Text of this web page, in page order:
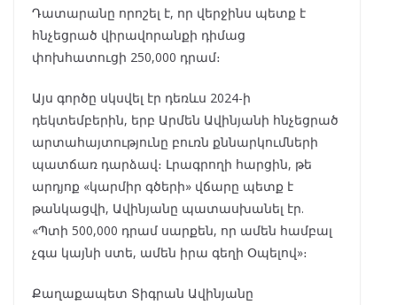
Դատարանը որոշել է, որ վերջինս պետք է
հնչեցրած վիրավորանքի դիմաց
փոխհատուցի 250,000 դրամ։
Այս գործը սկսվել էր դեռևս 2024-ի
դեկտեմբերին, երբ Արմեն Ավինյանի հնչեցրած
արտահայտությունը բուռն քննարկումների
պատճառ դարձավ։ Լրագրողի հարցին, թե
արդյոք «կարմիր գծերի» վճարը պետք է
թանկացվի, Ավինյանը պատասխանել էր.
«Պտի 500,000 դրամ սարքեն, որ ամեն համբալ
չգա կայնի ստե, ամեն իրա գեղի Օպելով»։
Քաղաքապետ Տիգրան Ավինյանը